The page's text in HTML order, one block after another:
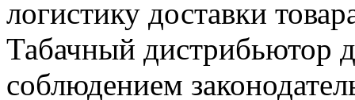
логистику доставки
Табачный дистрибьютор
соблюдением